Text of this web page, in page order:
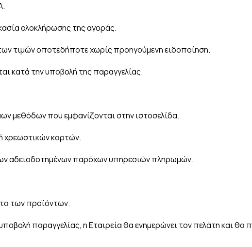
ολοκλήρωσης της αγοράς.
τιμών οποτεδήποτε χωρίς προηγούμενη ειδοποίηση.
κατά την υποβολή της παραγγελίας.
μεθόδων που εμφανίζονται στην ιστοσελίδα.
χρεωστικών καρτών.
αδειοδοτημένων παρόχων υπηρεσιών πληρωμών.
των προϊόντων.
παραγγελίας, η Εταιρεία θα ενημερώνει τον πελάτη και θα